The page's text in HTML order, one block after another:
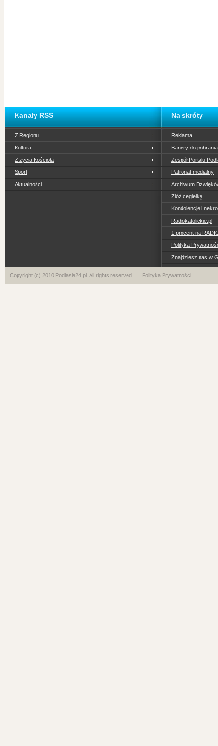
Kanały RSS
Z Regionu
Kultura
Z życia Kościoła
Sport
Aktualności
Na skróty
Reklama
Banery do pobrania
Zespół Portalu
Patronat medialny
Archiwum
Złóż cegiełkę
Kondolencje i
Radiokatolickie.pl
1 procent na
Polityka
Znajdziesz nas w
Copyright (c) 2010 Podlasie24.pl. All rights reserved Polityka Prywatności